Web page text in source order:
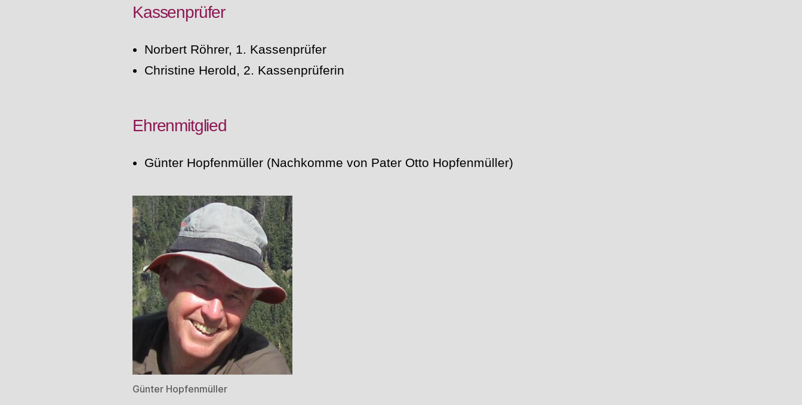
Kassenprüfer
Norbert Röhrer, 1. Kassenprüfer
Christine Herold, 2. Kassenprüferin
Ehrenmitglied
Günter Hopfenmüller (Nachkomme von Pater Otto Hopfenmüller)
Günter Hopfenmüller